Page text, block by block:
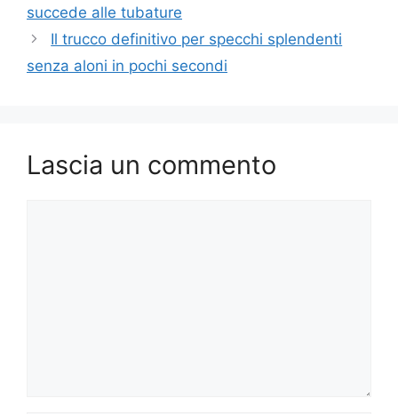
succede alle tubature
Il trucco definitivo per specchi splendenti
senza aloni in pochi secondi
Lascia un commento